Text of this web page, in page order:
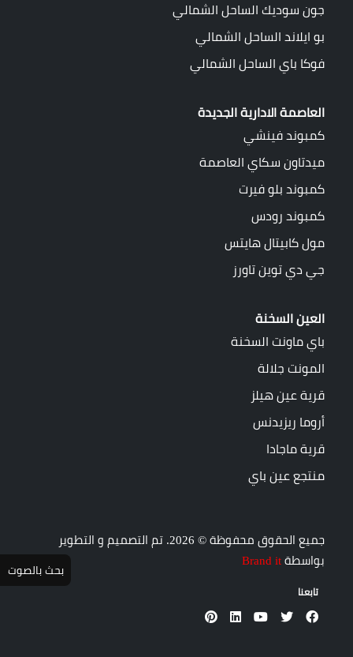
جون سوديك الساحل الشمالي
بو ايلاند الساحل الشمالي
فوكا باي الساحل الشمالي
العاصمة الادارية الجديدة
كمبوند فينشي
ميدتاون سكاي العاصمة
كمبوند بلو فيرت
كمبوند رودس
مول كابيتال هايتس
جي دي توين تاورز
العين السخنة
باي ماونت السخنة
المونت جلالة
قرية عين هيلز
أروما ريزيدنس
قرية ماجادا
منتجع عين باي
جميع الحقوق محفوظة © 2026. تم التصميم و التطوير
بواسطة Brand it
تابعنا
بحث بالصوت